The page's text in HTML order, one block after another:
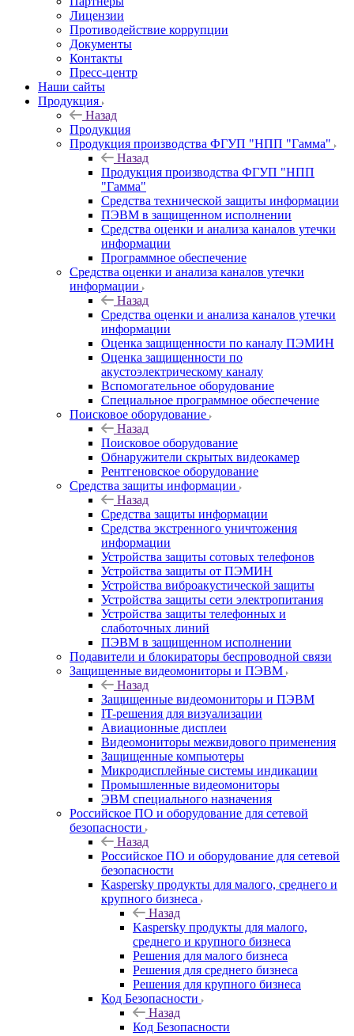
Лицензии
Противодействие коррупции
Документы
Контакты
Пресс-центр
Наши сайты
Продукция
Назад
Продукция
Продукция производства ФГУП "НПП "Гамма"
Назад
Продукция производства ФГУП "НПП
"Гамма"
Средства технической защиты информации
ПЭВМ в защищенном исполнении
Средства оценки и анализа каналов утечки
информации
Программное обеспечение
Средства оценки и анализа каналов утечки
информации
Назад
Средства оценки и анализа каналов утечки
информации
Оценка защищенности по каналу ПЭМИН
Оценка защищенности по
акустоэлектрическому каналу
Вспомогательное оборудование
Специальное программное обеспечение
Поисковое оборудование
Назад
Поисковое оборудование
Обнаружители скрытых видеокамер
Рентгеновское оборудование
Средства защиты информации
Назад
Средства защиты информации
Средства экстренного уничтожения
информации
Устройства защиты сотовых телефонов
Устройства защиты от ПЭМИН
Устройства виброакустической защиты
Устройства защиты сети электропитания
Устройства защиты телефонных и
слаботочных линий
ПЭВМ в защищенном исполнении
Подавители и блокираторы беспроводной связи
Защищенные видеомониторы и ПЭВМ
Назад
Защищенные видеомониторы и ПЭВМ
IT-решения для визуализации
Авиационные дисплеи
Видеомониторы межвидового применения
Защищенные компьютеры
Микродисплейные системы индикации
Промышленные видеомониторы
ЭВМ специального назначения
Российское ПО и оборудование для сетевой
безопасности
Назад
Российское ПО и оборудование для сетевой
безопасности
Kaspersky продукты для малого, среднего и
крупного бизнеса
Назад
Kaspersky продукты для малого,
среднего и крупного бизнеса
Решения для малого бизнеса
Решения для среднего бизнеса
Решения для крупного бизнеса
Код Безопасности
Назад
Код Безопасности